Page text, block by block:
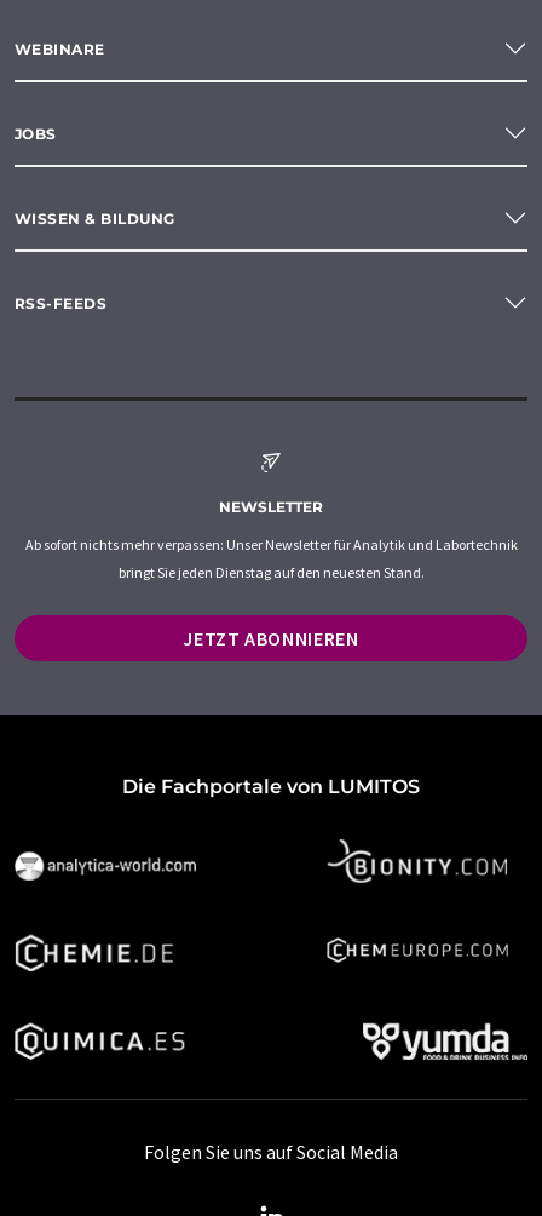
WEBINARE
JOBS
WISSEN & BILDUNG
RSS-FEEDS
NEWSLETTER
Ab sofort nichts mehr verpassen: Unser Newsletter für Analytik und Labortechnik
bringt Sie jeden Dienstag auf den neuesten Stand.
JETZT ABONNIEREN
Die Fachportale von LUMITOS
Folgen Sie uns auf Social Media